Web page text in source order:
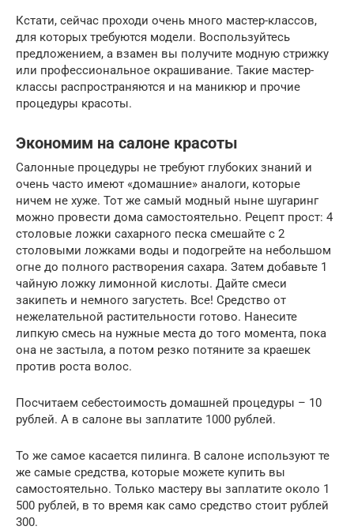
Кстати, сейчас проходи очень много мастер-классов,
для которых требуются модели. Воспользуйтесь
предложением, а взамен вы получите модную стрижку
или профессиональное окрашивание. Такие мастер-
классы распространяются и на маникюр и прочие
процедуры красоты.
Экономим на салоне красоты
Салонные процедуры не требуют глубоких знаний и
очень часто имеют «домашние» аналоги, которые
ничем не хуже. Тот же самый модный ныне шугаринг
можно провести дома самостоятельно. Рецепт прост: 4
столовые ложки сахарного песка смешайте с 2
столовыми ложками воды и подогрейте на небольшом
огне до полного растворения сахара. Затем добавьте 1
чайную ложку лимонной кислоты. Дайте смеси
закипеть и немного загустеть. Все! Средство от
нежелательной растительности готово. Нанесите
липкую смесь на нужные места до того момента, пока
она не застыла, а потом резко потяните за краешек
против роста волос.
Посчитаем себестоимость домашней процедуры – 10
рублей. А в салоне вы заплатите 1000 рублей.
То же самое касается пилинга. В салоне используют те
же самые средства, которые можете купить вы
самостоятельно. Только мастеру вы заплатите около 1
500 рублей, в то время как само средство стоит рублей
300.